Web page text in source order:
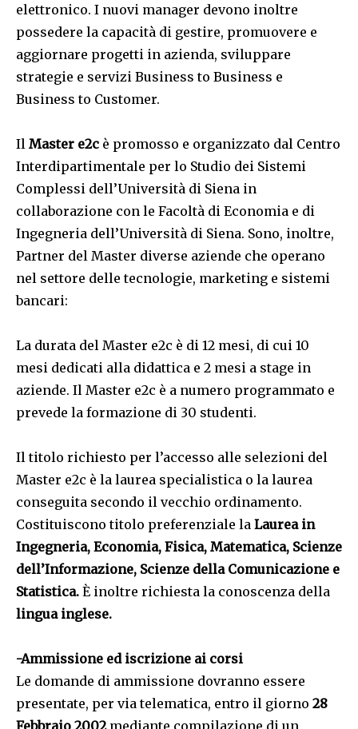
elettronico. I nuovi manager devono inoltre
possedere la capacità di gestire, promuovere e
aggiornare progetti in azienda, sviluppare
strategie e servizi Business to Business e
Business to Customer.
Il Master e2c è promosso e organizzato dal Centro
Interdipartimentale per lo Studio dei Sistemi
Complessi dell’Università di Siena in
collaborazione con le Facoltà di Economia e di
Ingegneria dell’Università di Siena. Sono, inoltre,
Partner del Master diverse aziende che operano
nel settore delle tecnologie, marketing e sistemi
bancari:
La durata del Master e2c è di 12 mesi, di cui 10
mesi dedicati alla didattica e 2 mesi a stage in
aziende. Il Master e2c è a numero programmato e
prevede la formazione di 30 studenti.
Il titolo richiesto per l’accesso alle selezioni del
Master e2c è la laurea specialistica o la laurea
conseguita secondo il vecchio ordinamento.
Costituiscono titolo preferenziale la Laurea in
Ingegneria, Economia, Fisica, Matematica, Scienze
dell’Informazione, Scienze della Comunicazione e
Statistica. È inoltre richiesta la conoscenza della
lingua inglese.
-Ammissione ed iscrizione ai corsi
Le domande di ammissione dovranno essere
presentate, per via telematica, entro il giorno 28